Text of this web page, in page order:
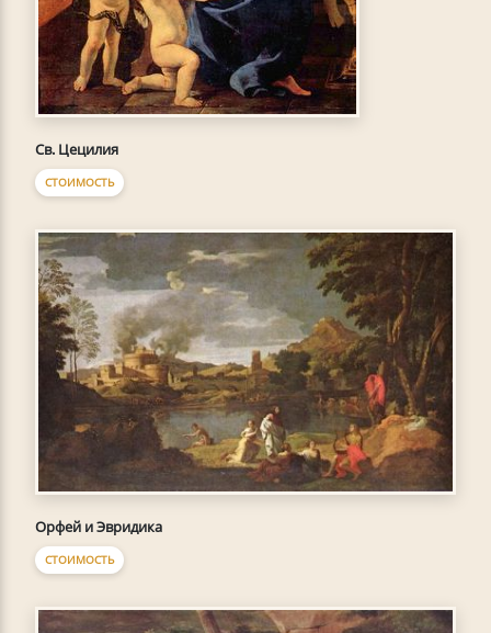
Св. Цецилия
СТОИМОСТЬ
Орфей и Эвридика
СТОИМОСТЬ